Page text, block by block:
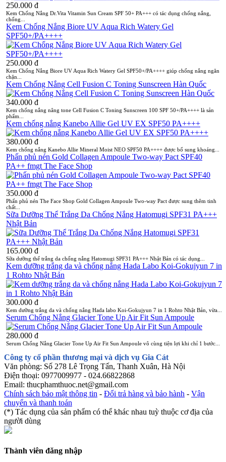
250.000 đ
Kem Chống Nắng Dr.Vita Vitamin Sun Cream SPF 50+ PA+++ có tác dụng chống nắng,
chống...
Kem Chống Nắng Biore UV Aqua Rich Watery Gel
SPF50+/PA++++
250.000 đ
Kem Chống Nắng Biore UV Aqua Rich Watery Gel SPF50+/PA++++ giúp chống nắng ngăn
chặn...
Kem Chống Nắng Cell Fusion C Toning Sunscreen Hàn Quốc
340.000 đ
Kem chống nắng nâng tone Cell Fusion C Toning Sunscreen 100 SPF 50+/PA++++ là sản
phẩm...
Kem chống nắng Kanebo Allie Gel UV EX SPF50 PA++++
380.000 đ
Kem chống nắng Kanebo Allie Mineral Moist NEO SPF50 PA++++ được bổ sung khoáng...
Phấn phủ nén Gold Collagen Ampoule Two-way Pact SPF40
PA++ fmgt The Face Shop
350.000 đ
Phấn phủ nén The Face Shop Gold Collagen Ampoule Two-way Pact được sung thêm tinh
chất...
Sữa Dưỡng Thể Trắng Da Chống Nắng Hatomugi SPF31 PA+++
Nhật Bản
165.000 đ
Sữa dưỡng thể trắng da chống nắng Hatomugi SPF31 PA+++ Nhật Bản có tác dụng...
Kem dưỡng trắng da và chống nắng Hada Labo Koi-Gokujyun 7 in
1 Rohto Nhật Bản
300.000 đ
Kem dưỡng trắng da và chống nắng Hada labo Koi-Gokujyun 7 in 1 Rohto Nhật Bản, vừa...
Serum Chống Nắng Glacier Tone Up Air Fit Sun Ampoule
280.000 đ
Serum Chống Nắng Glacier Tone Up Air Fit Sun Ampoule vô cùng tiện lợi khi chỉ 1 bước...
Công ty cổ phần thương mại và dịch vụ Gia Cát
Văn phòng: Số 278 Lê Trọng Tấn, Thanh Xuân, Hà Nội
Điện thoại: 0977009977 - 024.66822868
Email: thucphamthuoc.net@gmail.com
Chính sách bảo mật thông tin - Đổi trả hàng và bảo hành - Vận
chuyển và thanh toán
(*) Tác dụng của sản phẩm có thể khác nhau tuỳ thuộc cơ địa của
người dùng
Thành viên đăng nhập